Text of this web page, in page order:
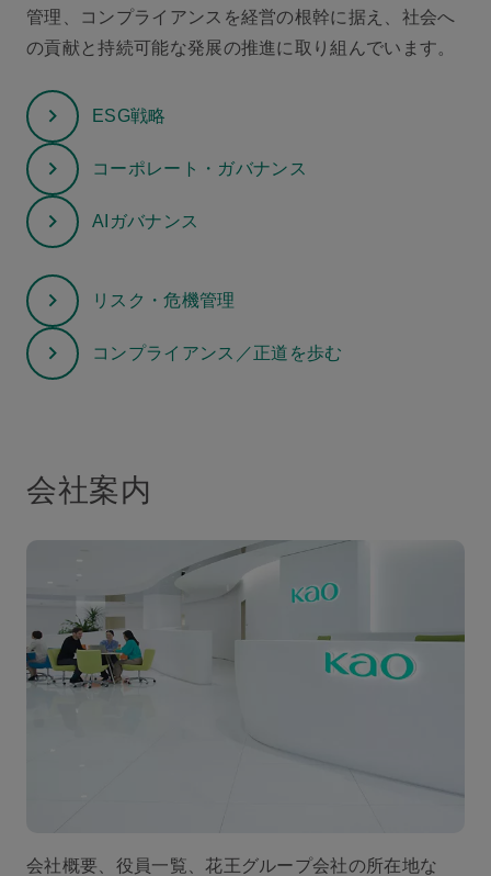
管理、コンプライアンスを経営の根幹に据え、社会へ
の貢献と持続可能な発展の推進に取り組んでいます。
ESG戦略
コーポレート・ガバナンス
AIガバナンス
リスク・危機管理
コンプライアンス／正道を歩む
会社案内​
会社概要、役員一覧、花王グループ会社の所在地な